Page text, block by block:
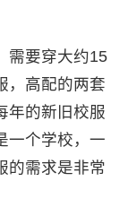
要穿大约15
，高配的两套
年的新旧校服
一个学校，一
需求是非常